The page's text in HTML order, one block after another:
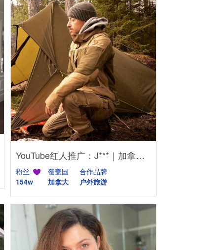
YouTube红人推广：J***｜加拿大 旅游
粉丝
154w
覆盖国
加拿大
合作品牌
户外旅游